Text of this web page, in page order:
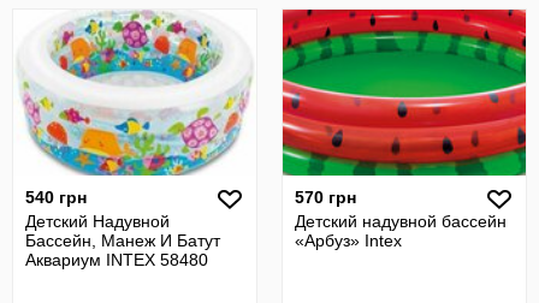
540 грн
Детский Надувной
Бассейн, Манеж И Батут
Аквариум INTEX 58480
570 грн
Детский надувной бассейн
«Арбуз» Intex